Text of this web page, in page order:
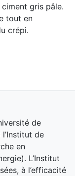
ciment gris pâle.
tout en
crépi.
de
de
en
L’Institut
à l’efficacité